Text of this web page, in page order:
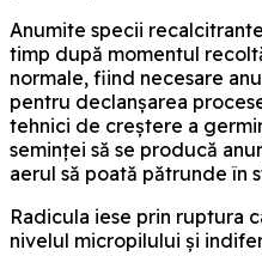
Anumite specii
timp după momentul
normale, fiind necesare
pentru declanșarea
tehnici de creștere a
seminței să se producă
aerul să poată pătrunde în
Radicula iese prin ruptura
nivelul micropilului și